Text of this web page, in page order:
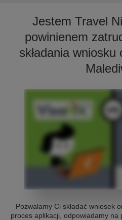
Jestem Travel
powinienem
składania
Pozwalamy Ci składać wniosek
proces aplikacji, odpowiadamy